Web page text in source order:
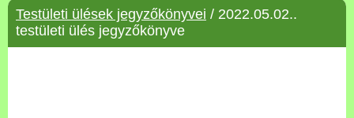
Uraiújfalu
Testületi ülések jegyzőkönyvei / 2022.05.02..
testületi ülés jegyzőkönyve